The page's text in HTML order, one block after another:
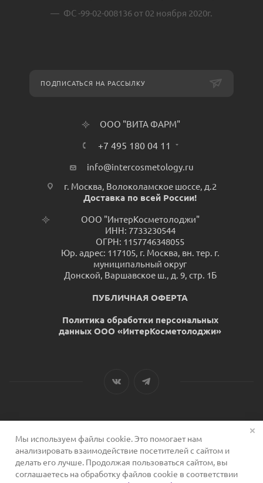
ФС -99-02-008136 от 02 ноября 2020г.
ПОДПИСАТЬСЯ НА РАССЫЛКУ
ООО "ВИТА ФАРМ"
+7 495 180 04 11
info@intercosmetology.ru
г. Москва, Волоколамское шоссе, д.2
Доставка по всей России!
ООО "ИнтерКосметолоджи"
ИНН: 7733230544
ОГРН: 1157746348055
Юр. адрес: 117105, г. Москва, вн. тер. г.
муниципальный округ
Донской, Варшавское ш., д. 9, стр. 1Б
ПУБЛИЧНАЯ ОФЕРТА
Политика обработки персональных
данных ООО «ИнтерКосметолоджи»
2026 © Сервис для косметологов
Мы используем файлы cookie. Это помогает нам
анализировать взаимодействие посетителей с сайтом и
делать его лучше. Продолжая пользоваться сайтом, вы
соглашаетесь на обработку файлов cookie в соответствии